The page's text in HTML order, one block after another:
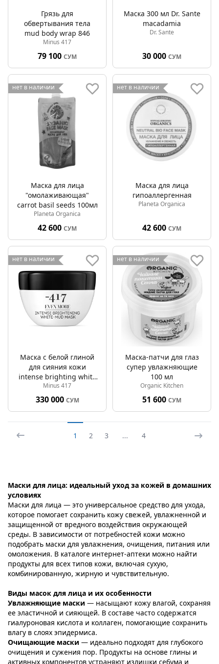
Грязь для
обвертывания тела
mud body wrap 846
Minus 417
79 100 СУМ
Маска 300 мл Dr. Sante
macadamia
Dr. Sante
30 000 СУМ
нет в наличии
Маска для лица
"омолаживающая"
carrot basil seeds 100мл
Planeta Organica
42 600 СУМ
нет в наличии
Маска для лица
гипоаллергенная
Planeta Organica
42 600 СУМ
нет в наличии
Маска с белой глиной
для сияния кожи
intense brighting white
mineral mask 809
Minus 417
330 000 СУМ
нет в наличии
Маска-патчи для глаз
супер увлажняющие
100 мл
Organic Kitchen
51 600 СУМ
1 2 3 ... 4
Маски для лица: идеальный уход за кожей в домашних
условиях
Маски для лица — это универсальное средство для ухода,
которое помогает сохранить кожу свежей, увлажненной и
защищенной от вредного воздействия окружающей
среды. В зависимости от потребностей кожи можно
подобрать маски для увлажнения, очищения, питания или
омоложения. В каталоге интернет-аптеки можно найти
продукты для всех типов кожи, включая сухую,
комбинированную, жирную и чувствительную.
Виды масок для лица и их особенности
Увлажняющие маски — насыщают кожу влагой, сохраняя
ее эластичной и сияющей. В составе часто содержатся
гиалуроновая кислота и коллаген, помогающие сохранить
влагу в слоях эпидермиса.
Очищающие маски — идеально подходят для глубокого
очищения и сужения пор. Продукты на основе глины и
активных компонентов устраняют излишки себума и